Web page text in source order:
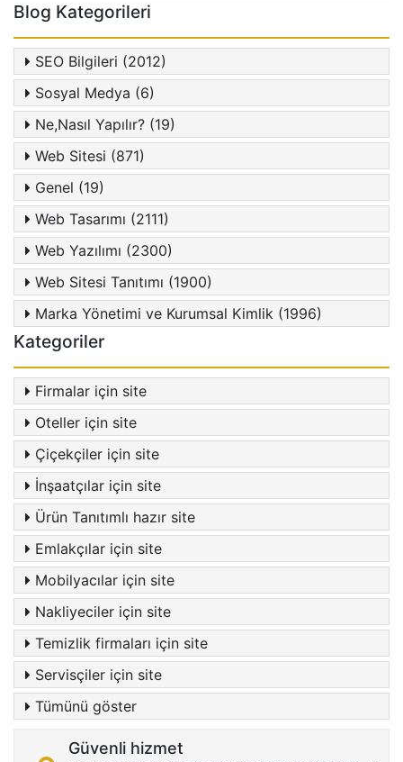
Blog Kategorileri
SEO Bilgileri (2012)
Sosyal Medya (6)
Ne,Nasıl Yapılır? (19)
Web Sitesi (871)
Genel (19)
Web Tasarımı (2111)
Web Yazılımı (2300)
Web Sitesi Tanıtımı (1900)
Marka Yönetimi ve Kurumsal Kimlik (1996)
Kategoriler
Firmalar için site
Oteller için site
Çiçekçiler için site
İnşaatçılar için site
Ürün Tanıtımlı hazır site
Emlakçılar için site
Mobilyacılar için site
Nakliyeciler için site
Temizlik firmaları için site
Servisçiler için site
Tümünü göster
Güvenli hizmet